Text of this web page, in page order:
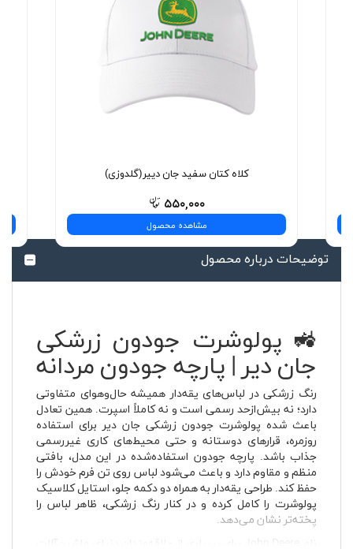
کلاه کتان سفید جان دییر(گلدوزی)
۵۵۰,۰۰۰
مشاهده محصول
توضیحات درباره محصول
🚜 پولوشرت جودون زرشکی
جان دیر | پارچه جودون مردانه
رنگ زرشکی در لباس‌های یقه‌دار همیشه حال‌وهوای متفاوتی
دارد؛ نه بیش‌ازحد رسمی است و نه کاملاً اسپرت. همین تعادل
باعث شده پولوشرت جودون زرشکی جان دیر برای استفاده
روزمره، قرارهای دوستانه و حتی محیط‌های کاری غیررسمی
جذاب باشد. پارچه جودون استفاده‌شده در این مدل، بافتی
منظم و مقاوم دارد و باعث می‌شود لباس روی تن فرم خودش را
حفظ کند. طراحی یقه‌دار به همراه دو دکمه جلو، استایل کلاسیک
پولوشرت را کامل کرده و در کنار رنگ زرشکی، ظاهر لباس را
پخته‌تر نشان می‌دهد.